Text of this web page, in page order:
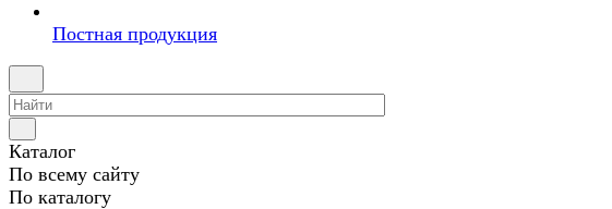
Постная продукция
Каталог
По всему сайту
По каталогу